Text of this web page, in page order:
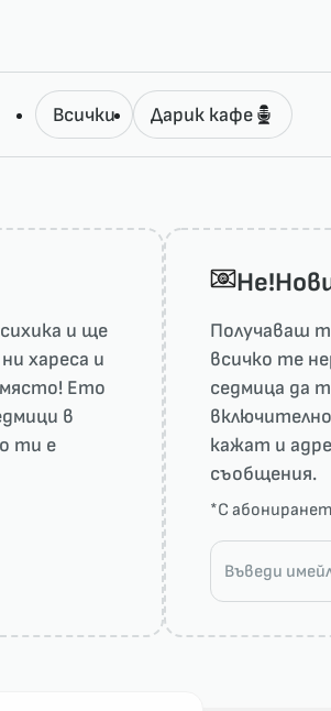
Всички Дарик кафе
и ще
харесa и
място! Ето
в
ти е
Получаваш
всичко те
седмица да
кажат и
съобщения.
*С